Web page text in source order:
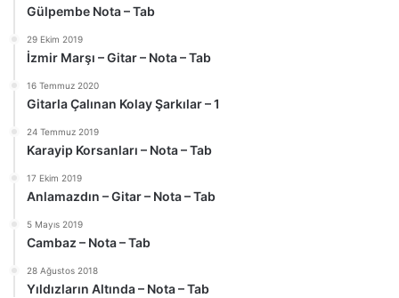
Gülpembe Nota – Tab
29 Ekim 2019
İzmir Marşı – Gitar – Nota – Tab
16 Temmuz 2020
Gitarla Çalınan Kolay Şarkılar – 1
24 Temmuz 2019
Karayip Korsanları – Nota – Tab
17 Ekim 2019
Anlamazdın – Gitar – Nota – Tab
5 Mayıs 2019
Cambaz – Nota – Tab
28 Ağustos 2018
Yıldızların Altında – Nota – Tab